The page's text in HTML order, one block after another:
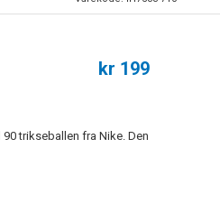
kr 199
trikseballen fra Nike. Den